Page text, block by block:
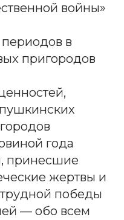
войны»
периодов в
пригородов
года
принесшие
жертвы и
победы
— обо всем